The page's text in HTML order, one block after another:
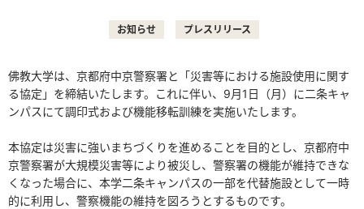
お知らせ プレスリリース
佛教大学は、京都府中京警察署と「災害等における施設使用に関す
る協定」を締結いたします。これに伴い、9月1日（月）に二条キャ
ンパスにて調印式および機能移転訓練を実施いたします。
本協定は災害に強いまちづくりを進めることを目的とし、京都府中
京警察署が大規模災害等により被災し、警察署の機能が維持できな
くなった場合に、本学二条キャンパスの一部を代替施設として一時
的に利用し、警察機能の維持を図ろうとするものです。